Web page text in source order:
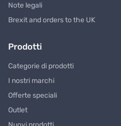
Note legali
Brexit and orders to the UK
Prodotti
Categorie di prodotti
I nostri marchi
Offerte speciali
Outlet